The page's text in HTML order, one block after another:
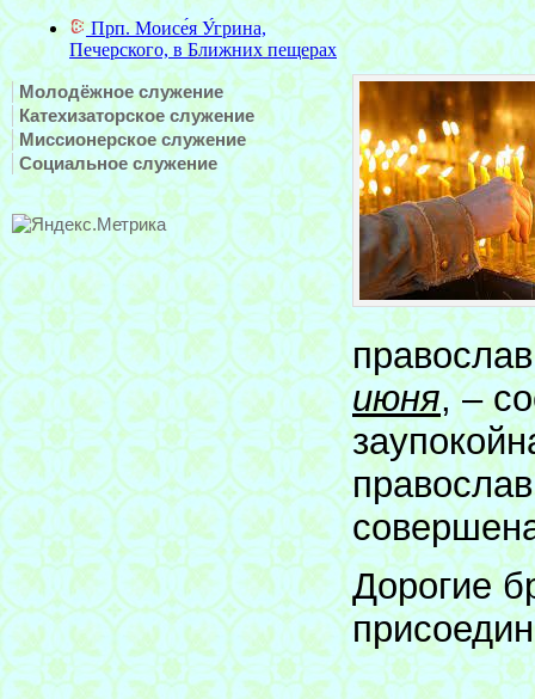
Молодёжное служение
Катехизаторское служение
Миссионерское служение
Социальное служение
июня, –
Дорогие